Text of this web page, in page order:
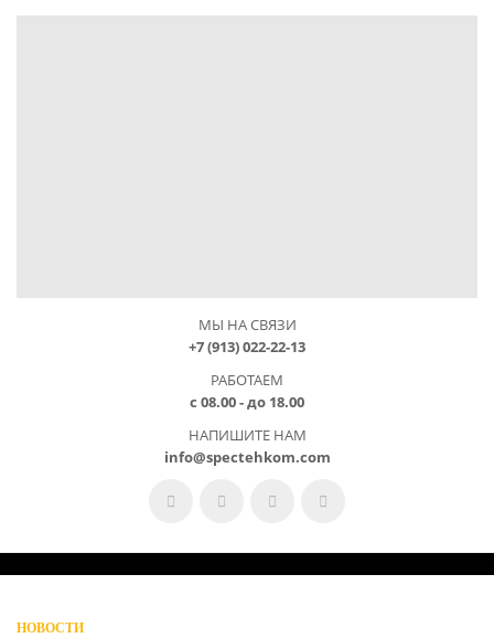
МЫ НА СВЯЗИ
+7 (913) 022-22-13
РАБОТАЕМ
с 08.00 - до 18.00
НАПИШИТЕ НАМ
info@spectehkom.com
НОВОСТИ